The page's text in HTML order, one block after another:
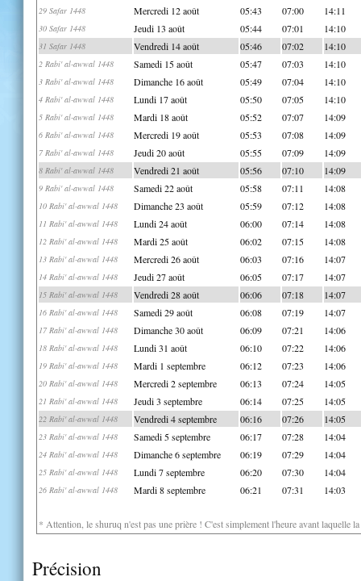
29 Safar 1448 Mercredi 12 août 05:43 07:00 14:11
30 Safar 1448 Jeudi 13 août 05:44 07:01 14:10
31 Safar 1448 Vendredi 14 août 05:46 07:02 14:10
2 Rabi' al-awwal 1448 Samedi 15 août 05:47 07:03 14:10
3 Rabi' al-awwal 1448 Dimanche 16 août 05:49 07:04 14:10
4 Rabi' al-awwal 1448 Lundi 17 août 05:50 07:05 14:10
5 Rabi' al-awwal 1448 Mardi 18 août 05:52 07:07 14:09
6 Rabi' al-awwal 1448 Mercredi 19 août 05:53 07:08 14:09
7 Rabi' al-awwal 1448 Jeudi 20 août 05:55 07:09 14:09
8 Rabi' al-awwal 1448 Vendredi 21 août 05:56 07:10 14:09
9 Rabi' al-awwal 1448 Samedi 22 août 05:58 07:11 14:08
10 Rabi' al-awwal 1448 Dimanche 23 août 05:59 07:12 14:08
11 Rabi' al-awwal 1448 Lundi 24 août 06:00 07:14 14:08
12 Rabi' al-awwal 1448 Mardi 25 août 06:02 07:15 14:08
13 Rabi' al-awwal 1448 Mercredi 26 août 06:03 07:16 14:07
14 Rabi' al-awwal 1448 Jeudi 27 août 06:05 07:17 14:07
15 Rabi' al-awwal 1448 Vendredi 28 août 06:06 07:18 14:07
16 Rabi' al-awwal 1448 Samedi 29 août 06:08 07:19 14:07
17 Rabi' al-awwal 1448 Dimanche 30 août 06:09 07:21 14:06
18 Rabi' al-awwal 1448 Lundi 31 août 06:10 07:22 14:06
19 Rabi' al-awwal 1448 Mardi 1 septembre 06:12 07:23 14:06
20 Rabi' al-awwal 1448 Mercredi 2 septembre 06:13 07:24 14:05
21 Rabi' al-awwal 1448 Jeudi 3 septembre 06:14 07:25 14:05
22 Rabi' al-awwal 1448 Vendredi 4 septembre 06:16 07:26 14:05
23 Rabi' al-awwal 1448 Samedi 5 septembre 06:17 07:28 14:04
24 Rabi' al-awwal 1448 Dimanche 6 septembre 06:19 07:29 14:04
25 Rabi' al-awwal 1448 Lundi 7 septembre 06:20 07:30 14:04
26 Rabi' al-awwal 1448 Mardi 8 septembre 06:21 07:31 14:03
* Attention, le shuruq n'est pas une prière ! C'est simplement l'heure avant laquelle
Précision